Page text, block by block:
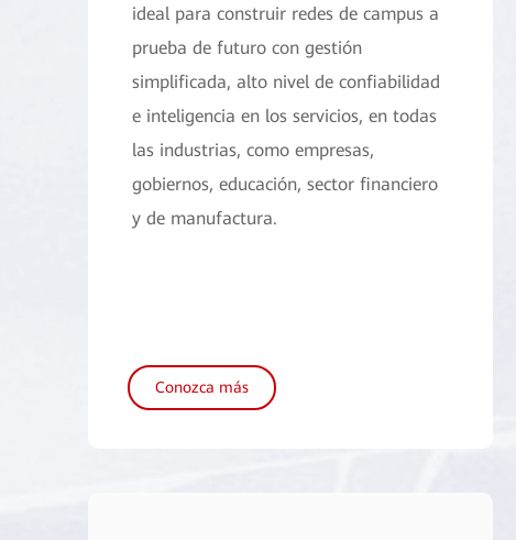
ideal para construir redes de campus a
prueba de futuro con gestión
simplificada, alto nivel de confiabilidad
e inteligencia en los servicios, en todas
las industrias, como empresas,
gobiernos, educación, sector financiero
y de manufactura.
Conozca más